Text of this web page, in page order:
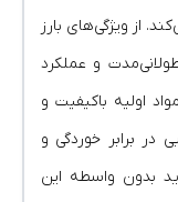
از ویژگی‌های بارز
و عملکرد
اولیه باکیفیت و
در برابر خوردگی و
بدون واسطه این